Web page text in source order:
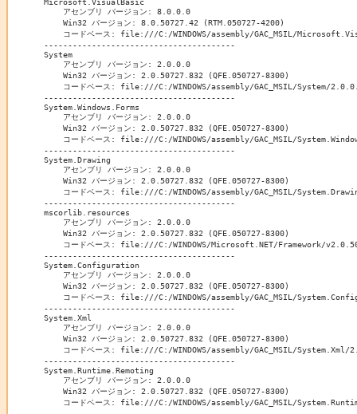
    アセンブリ バージョン: 8.0.0.0
    Win32 バージョン: 8.0.50727.42 (RTM.050727-4200)
コードベース: file:///C:/WINDOWS/assembly/GAC_MSIL/
----------------------------------------
System
    アセンブリ バージョン: 2.0.0.0
    Win32 バージョン: 2.0.50727.832 (QFE.050727-8300)
コードベース: file:///C:/WINDOWS/assembly/GAC_MSIL/System/
----------------------------------------
System.Windows.Forms
    アセンブリ バージョン: 2.0.0.0
    Win32 バージョン: 2.0.50727.832 (QFE.050727-8300)
コードベース: file:///C:/WINDOWS/assembly/GAC_MSIL/
----------------------------------------
System.Drawing
    アセンブリ バージョン: 2.0.0.0
    Win32 バージョン: 2.0.50727.832 (QFE.050727-8300)
コードベース: file:///C:/WINDOWS/assembly/GAC_MSIL/
----------------------------------------
mscorlib.resources
    アセンブリ バージョン: 2.0.0.0
    Win32 バージョン: 2.0.50727.832 (QFE.050727-8300)
コードベース: file:///C:/WINDOWS/Microsoft.NET/Framework/
----------------------------------------
System.Configuration
    アセンブリ バージョン: 2.0.0.0
    Win32 バージョン: 2.0.50727.832 (QFE.050727-8300)
コードベース: file:///C:/WINDOWS/assembly/GAC_MSIL/
----------------------------------------
System.Xml
    アセンブリ バージョン: 2.0.0.0
    Win32 バージョン: 2.0.50727.832 (QFE.050727-8300)
コードベース: file:///C:/WINDOWS/assembly/GAC_MSIL/
----------------------------------------
System.Runtime.Remoting
    アセンブリ バージョン: 2.0.0.0
    Win32 バージョン: 2.0.50727.832 (QFE.050727-8300)
コードベース: file:///C:/WINDOWS/assembly/GAC_MSIL/